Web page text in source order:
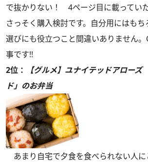
で抜かりない！ 4ページ目に載ってい
さっそく購入検討です。自分用にはも
選びにも役立つこと間違いありません。
事です!!
2位：
【グルメ】ユナイテッドアロー
ド」のお弁当
あまり自宅で夕食を食べられない人に